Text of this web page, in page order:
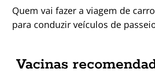
Quem vai fazer a viagem de
para conduzir veículos de
Vacinas